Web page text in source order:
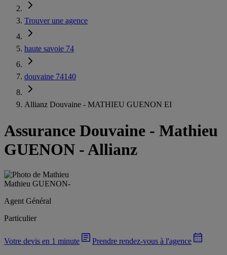
Trouver une agence
haute savoie 74
douvaine 74140
Allianz Douvaine - MATHIEU GUENON EI
Assurance Douvaine - Mathieu
GUENON - Allianz
Mathieu GUENON-
Agent Général
Particulier
Votre devis en 1 minute Prendre rendez-vous à l'agence